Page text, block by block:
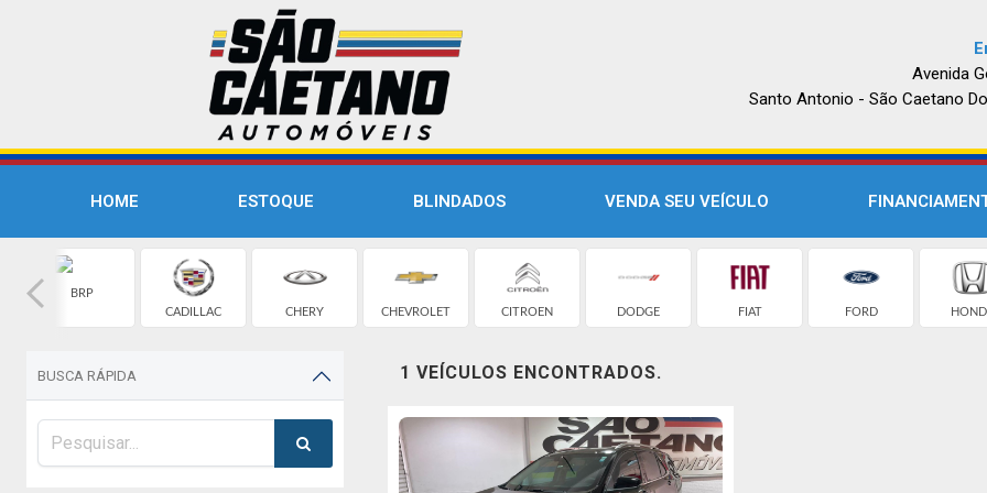
Avenida
Santo Antonio - São Caetano
HOME ESTOQUE BLINDADOS VENDA SEU VEÍCULO
BRP
CADILLAC
CHERY CHEVROLET CITROEN DODGE FIAT FORD
BUSCA RÁPIDA 1 VEÍCULOS ENCONTRADOS.